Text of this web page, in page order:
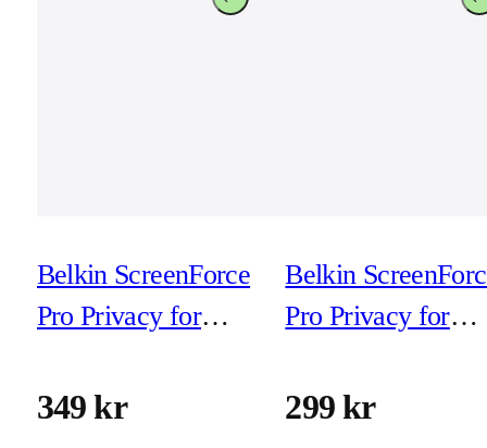
Belkin ScreenForce
Pro Privacy for
montering)
349 kr
Belkin
Pro Privacy for
(exkl montering)
299 kr